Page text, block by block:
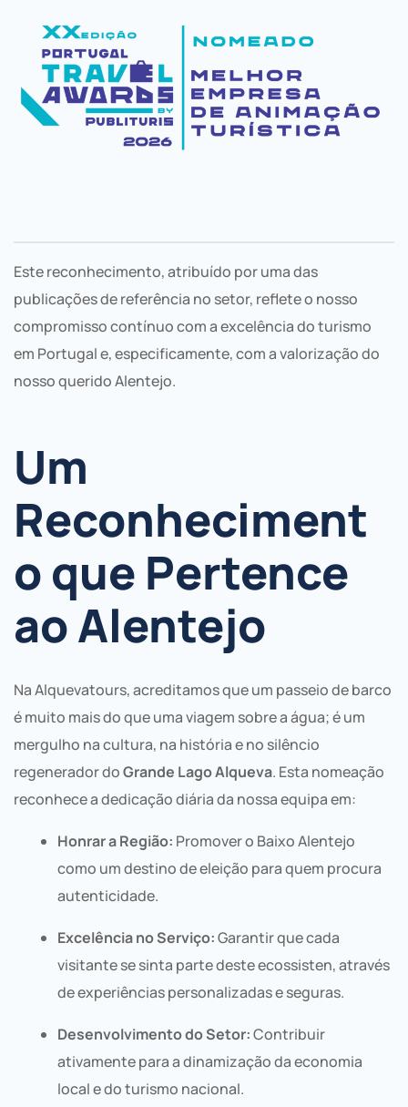
Este reconhecimento, atribuído por uma das
publicações de referência no setor, reflete o nosso
compromisso contínuo com a excelência do turismo
em Portugal e, especificamente, com a valorização do
nosso querido Alentejo.
Um
Reconheciment
o que Pertence
ao Alentejo
Na Alquevatours, acreditamos que um passeio de barco
é muito mais do que uma viagem sobre a água; é um
mergulho na cultura, na história e no silêncio
regenerador doGrande Lago Alqueva. Esta nomeação
reconhece a dedicação diária da nossa equipa em:
Honrar a Região: Promover o Baixo Alentejo
como um destino de eleição para quem procura
autenticidade.
Excelência no Serviço:Garantir que cada
visitante se sinta parte deste ecossisten, através
de experiências personalizadas e seguras.
Desenvolvimento do Setor:Contribuir
ativamente para a dinamização da economia
local e do turismo nacional.